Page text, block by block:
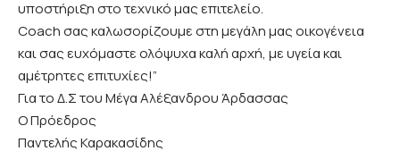
υποστήριξη στο τεχνικό μας επιτελείο.
Coach σας καλωσορίζουμε στη μεγάλη μας οικογένεια
και σας ευχόμαστε ολόψυχα καλή αρχή, με υγεία και
αμέτρητες επιτυχίες!”
Για το Δ.Σ του Μέγα Αλέξανδρου Άρδασσας
Ο Πρόεδρος
Παντελής Καρακασίδης